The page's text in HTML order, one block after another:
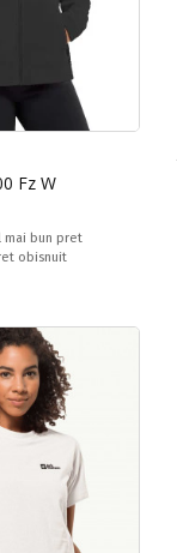
Fz W
mai bun pret
obisnuit